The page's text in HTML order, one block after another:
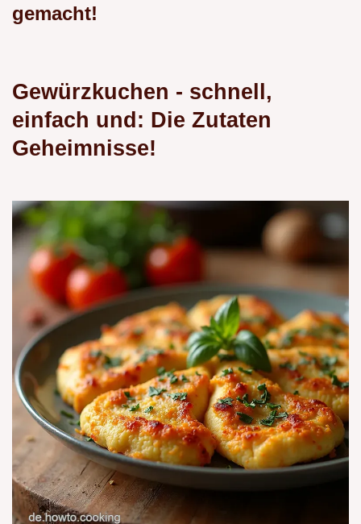
gemacht!
Gewürzkuchen - schnell,
einfach und: Die Zutaten
Geheimnisse!